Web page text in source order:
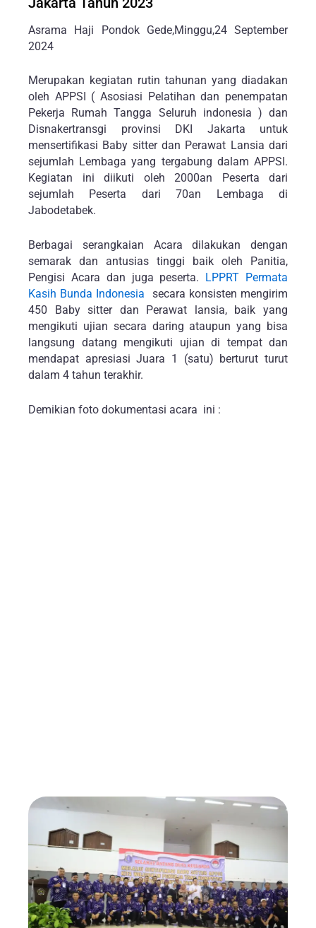
2024
oleh APPSI ( Asosiasi Pelatihan dan penempatan
Pekerja Rumah Tangga Seluruh indonesia ) dan
Disnakertransgi provinsi DKI Jakarta untuk
mensertifikasi Baby sitter dan Perawat Lansia dari
sejumlah Lembaga yang tergabung dalam APPSI.
Kegiatan ini diikuti oleh 2000an Peserta dari
sejumlah Peserta dari 70an Lembaga di
Jabodetabek.
semarak dan antusias tinggi baik oleh Panitia,
Pengisi Acara dan juga peserta.LPPRT Permata
Kasih Bunda Indonesiasecara konsisten mengirim
450 Baby sitter dan Perawat lansia, baik yang
mengikuti ujian secara daring ataupun yang bisa
langsung datang mengikuti ujian di tempat dan
mendapat apresiasi Juara 1 (satu) berturut turut
dalam 4 tahun terakhir.
Menyadari betapa pentingnya sertifikat profesi
untuk baby sitter dan perawat lansia, makaLPPRT
Permata kasih bunda indonesiaberkomitmen tinggi